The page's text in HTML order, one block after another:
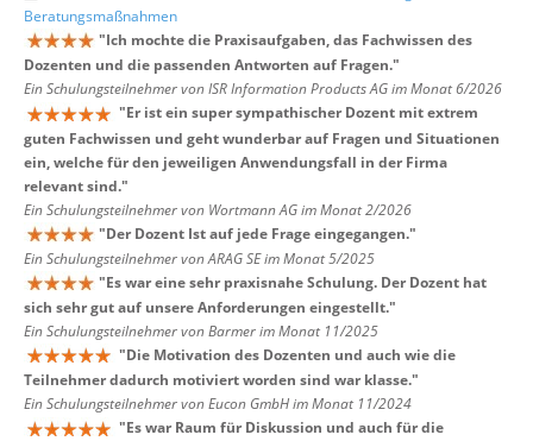
Beratungsmaßnahmen
"Ich mochte die Praxisaufgaben, das Fachwissen des
Dozenten und die passenden Antworten auf Fragen."
Ein Schulungsteilnehmer von ISR Information Products AG im Monat 6/2026
"Er ist ein super sympathischer Dozent mit extrem
guten Fachwissen und geht wunderbar auf Fragen und Situationen
ein, welche für den jeweiligen Anwendungsfall in der Firma
relevant sind."
Ein Schulungsteilnehmer von Wortmann AG im Monat 2/2026
"Der Dozent Ist auf jede Frage eingegangen."
Ein Schulungsteilnehmer von ARAG SE im Monat 5/2025
"Es war eine sehr praxisnahe Schulung. Der Dozent hat
sich sehr gut auf unsere Anforderungen eingestellt."
Ein Schulungsteilnehmer von Barmer im Monat 11/2025
"Die Motivation des Dozenten und auch wie die
Teilnehmer dadurch motiviert worden sind war klasse."
Ein Schulungsteilnehmer von Eucon GmbH im Monat 11/2024
"Es war Raum für Diskussion und auch für die